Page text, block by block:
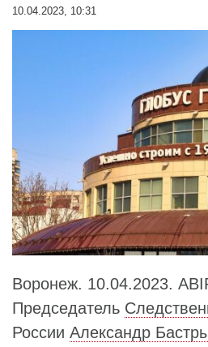
10.04.2023, 10:31
Воронеж. 10.04.2023.
Председатель
России Александр